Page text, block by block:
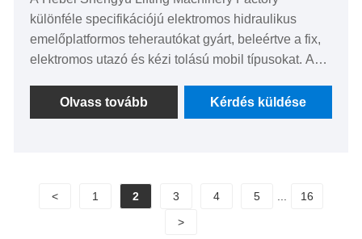
különféle specifikációjú elektromos hidraulikus
emelőplatformos teherautókat gyárt, beleértve a fix,
elektromos utazó és kézi tolású mobil típusokat. A
különféle alkalmakra alkalmasak, például
raktárakban, gyárakban, szupermarketekben,
rendelkezik, valamint egyszerűen kezelhető és
hordozható.
Olvass tovább Kérdés küldése
< 1 2 3 4 5
16
>